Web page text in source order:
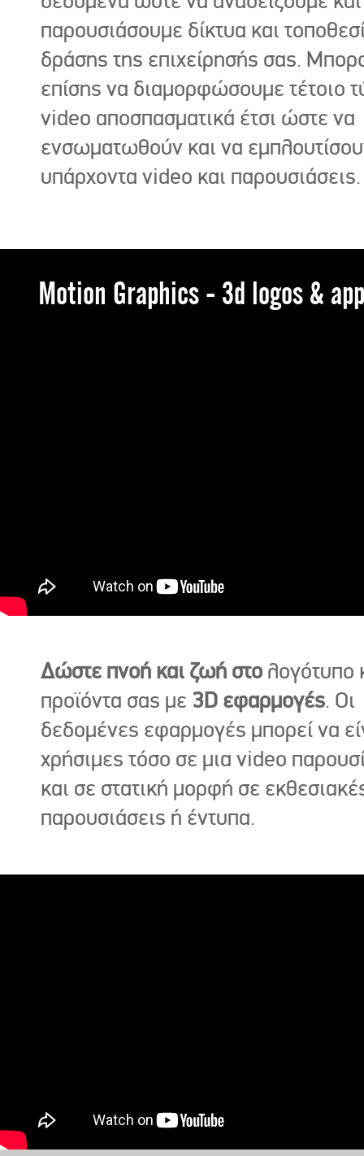
παρουσιάσουμε δίκτυα και
δράσης της επιχείρησής σας.
επίσης να διαμορφώσουμε τέτοιο
video αποσπασματικά έτσι ώστε να
ενσωματωθούν και να
υπάρχοντα video και παρουσιάσεις.
Motion Graphics - 3d logos &
Δώστε πνοή και ζωή στο λογότυπο
προϊόντα σας με 3D εφαρμογές. Οι
δεδομένες εφαρμογές μπορεί να
χρήσιμες τόσο σε μια video
και σε στατική μορφή σε
παρουσιάσεις ή έντυπα.